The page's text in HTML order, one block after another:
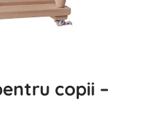
copii –